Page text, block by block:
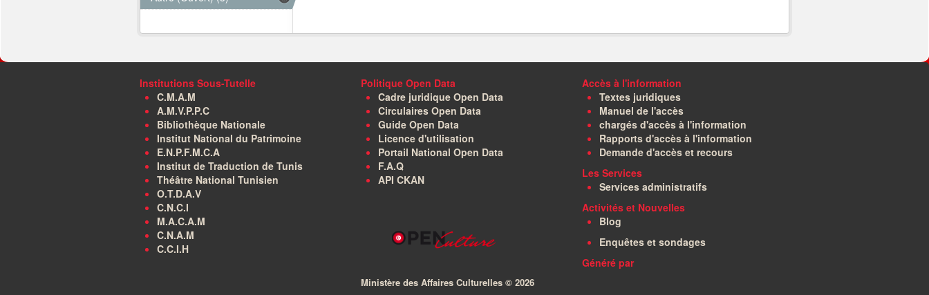
Institutions Sous-Tutelle
C.M.A.M
A.M.V.P.P.C
Bibliothèque Nationale
Institut National du Patrimoine
E.N.P.F.M.C.A
Institut de Traduction de Tunis
Théâtre National Tunisien
O.T.D.A.V
C.N.C.I
M.A.C.A.M
C.N.A.M
C.C.I.H
Politique Open Data
Cadre juridique Open Data
Circulaires Open Data
Guide Open Data
Licence d'utilisation
Portail National Open Data
F.A.Q
API CKAN
Ministère des Affaires Culturelles © 2026
Accès à l'information
Textes juridiques
Manuel de l'accès
chargés d'accès à l'information
Rapports d'accès à l'information
Demande d'accès et recours
Les Services
Services administratifs
Activités et Nouvelles
Blog
Enquêtes et sondages
Généré par